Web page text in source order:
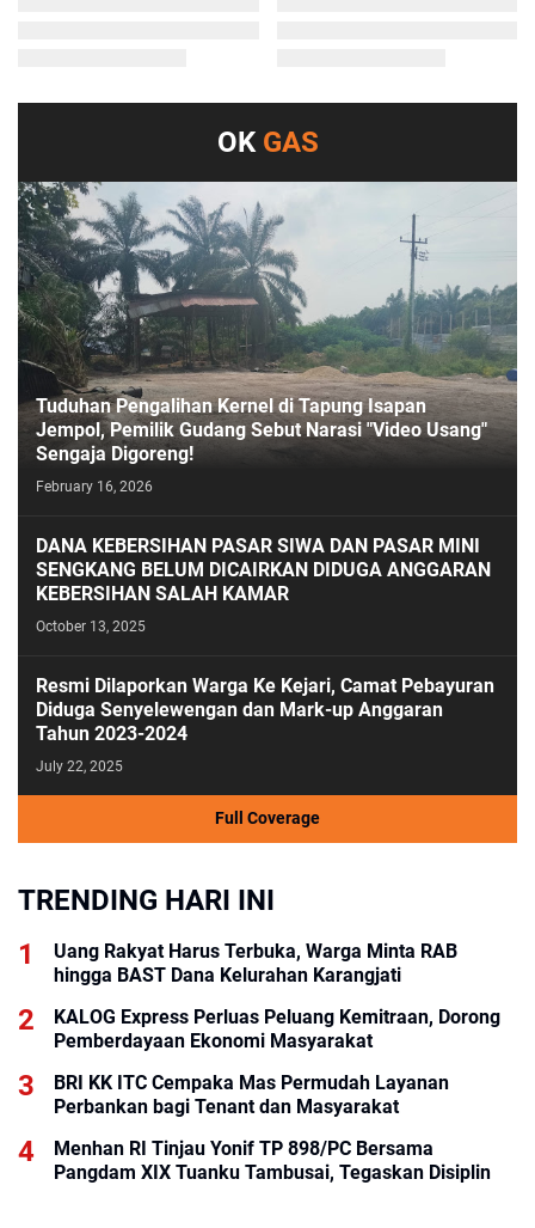
OK GAS
Tuduhan Pengalihan Kernel di Tapung Isapan
Jempol, Pemilik Gudang Sebut Narasi "Video Usang"
Sengaja Digoreng!
February 16, 2026
DANA KEBERSIHAN PASAR SIWA DAN PASAR MINI
SENGKANG BELUM DICAIRKAN DIDUGA ANGGARAN
KEBERSIHAN SALAH KAMAR
October 13, 2025
Resmi Dilaporkan Warga Ke Kejari, Camat Pebayuran
Diduga Senyelewengan dan Mark-up Anggaran
Tahun 2023-2024
July 22, 2025
Full Coverage
TRENDING HARI INI
Uang Rakyat Harus Terbuka, Warga Minta RAB
hingga BAST Dana Kelurahan Karangjati
KALOG Express Perluas Peluang Kemitraan, Dorong
Pemberdayaan Ekonomi Masyarakat
BRI KK ITC Cempaka Mas Permudah Layanan
Perbankan bagi Tenant dan Masyarakat
Menhan RI Tinjau Yonif TP 898/PC Bersama
Pangdam XIX Tuanku Tambusai, Tegaskan Disiplin